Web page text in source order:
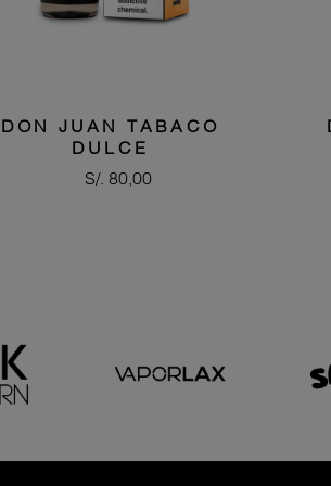
DON JUAN TABACO
DULCE
Precio
S/. 80,00